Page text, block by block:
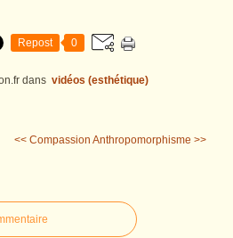
Repost 0
dans vidéos (esthétique)
<< Compassion Anthropomorphisme >>